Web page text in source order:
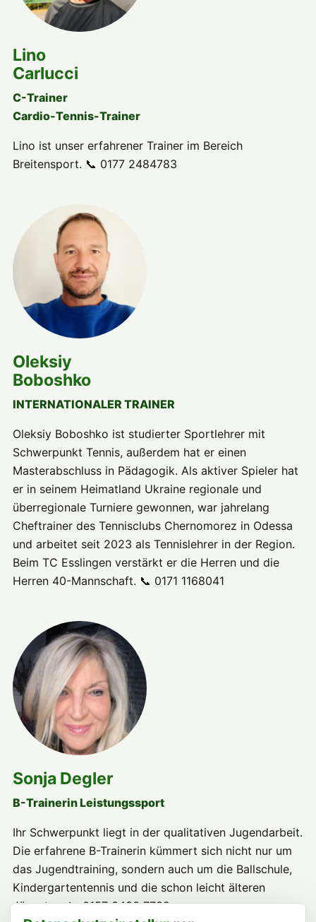
Lino
Carlucci
C-Trainer
Cardio-Tennis-Trainer
Lino ist unser erfahrener Trainer im Bereich
Breitensport. 📞 0177 2484783
Oleksiy
Boboshko
INTERNATIONALER TRAINER
Oleksiy Boboshko ist studierter Sportlehrer mit
Schwerpunkt Tennis, außerdem hat er einen
Masterabschluss in Pädagogik. Als aktiver Spieler hat
er in seinem Heimatland Ukraine regionale und
überregionale Turniere gewonnen, war jahrelang
Cheftrainer des Tennisclubs Chernomorez in Odessa
und arbeitet seit 2023 als Tennislehrer in der Region.
Beim TC Esslingen verstärkt er die Herren und die
Herren 40-Mannschaft. 📞 0171 1168041
Sonja Degler
B-Trainerin Leistungssport
Ihr Schwerpunkt liegt in der qualitativen Jugendarbeit.
Die erfahrene B-Trainerin kümmert sich nicht nur um
das Jugendtraining, sondern auch um die Ballschule,
Kindergartentennis und die schon leicht älteren
Jüngsten. 📞 0157 3433 7739